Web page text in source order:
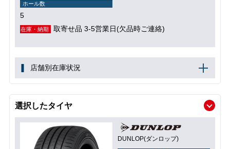
ホール数
5
在庫・納期 取寄せ品 3-5営業日(欠品時ご連絡)
店舗別在庫状況
選択したタイヤ
DUNLOP(ダンロップ)